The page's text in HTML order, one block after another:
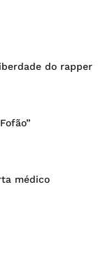
do rapper
médico